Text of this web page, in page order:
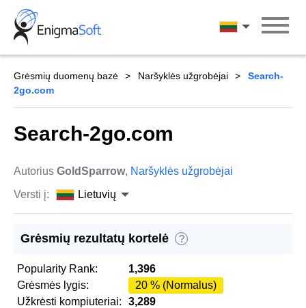
Skip
content
Lietuvių
Grėsmių duomenų bazė Naršyklės užgrobėjai
Search-
2go.com
Search-2go.com
Autorius GoldSparrow, Naršyklės užgrobėjai
Versti į:
Lietuvių
Grėsmių rezultatų kortelė ?
Popularity Rank:
1,396
Grėsmės lygis:
20 % (Normalus)
Užkrėsti kompiuteriai:
3,289